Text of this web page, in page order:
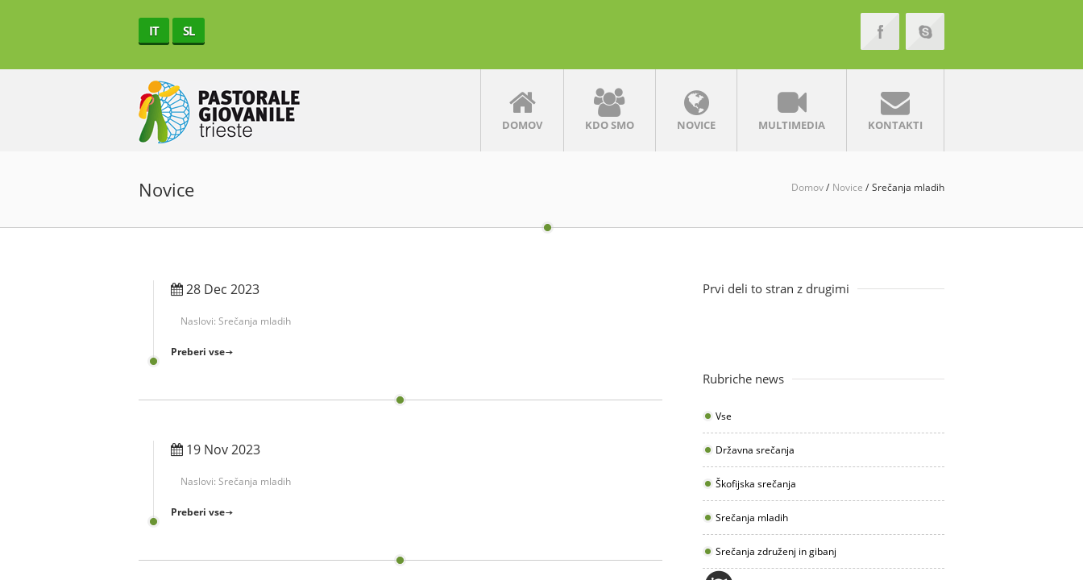
IT SL
DOMOV KDO SMO NOVICE MULTIMEDIA KONTAKTI
Novice Domov Novice Srečanja mladih
28 Dec 2023
Naslovi: Srečanja mladih
Preberi vse
19 Nov 2023
Naslovi: Srečanja mladih
Preberi vse
Prvi deli to stran z drugimi
Rubriche news
Vse
Državna srečanja
Škofijska srečanja
Srečanja mladih
Srečanja združenj in gibanj